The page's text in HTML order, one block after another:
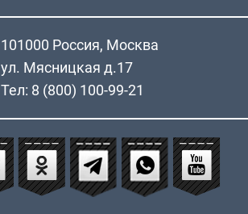
101000 Россия, Москва
ул. Мясницкая д.17
Тел: 8 (800) 100-99-21